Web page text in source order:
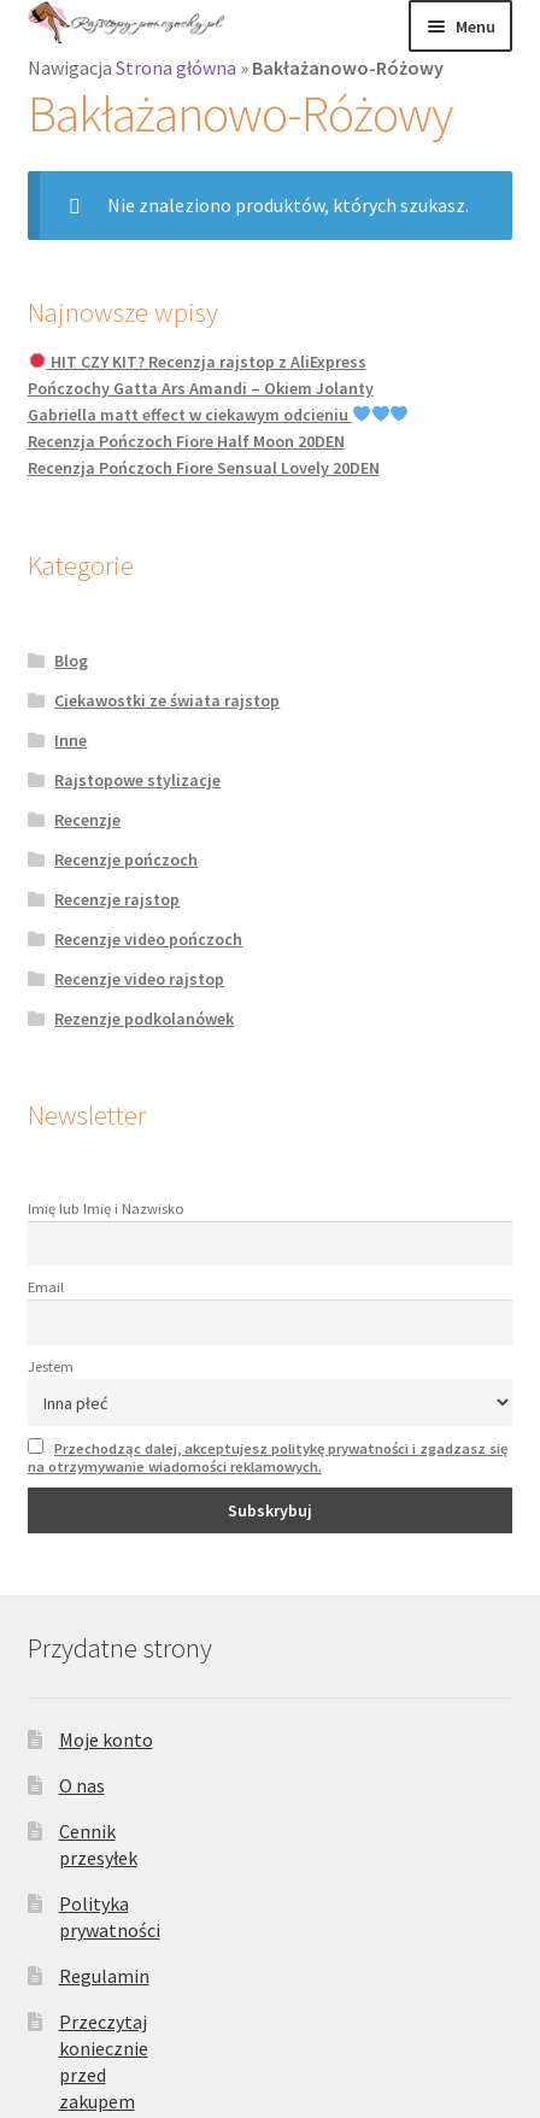
Przejdź
nawigacji
Przejdź
treści
Menu
Rajstopy
Rozwiń
menu
potomne
Pończochy i
zakolanówki
Podkolanówki i
skarpetki
Wszystkie
produkty
Nawigacja Strona główna » Bakłażanowo-Różowy
Bakłażanowo-Różowy
Nie znaleziono produktów, których szukasz.
Najnowsze wpisy
HIT CZY KIT? Recenzja rajstop z AliExpress
Pończochy Gatta Ars Amandi – Okiem Jolanty
Gabriella matt effect w ciekawym odcieniu
Recenzja Pończoch Fiore Half Moon 20DEN
Recenzja Pończoch Fiore Sensual Lovely 20DEN
Kategorie
Blog
Ciekawostki ze świata rajstop
Inne
Rajstopowe stylizacje
Recenzje
Recenzje pończoch
Recenzje rajstop
Recenzje video pończoch
Recenzje video rajstop
Rezenzje podkolanówek
Newsletter
Imię lub Imię i Nazwisko
Email
Jestem
Przechodząc dalej, akceptujesz politykę prywatności i zgadzasz się
na otrzymywanie wiadomości reklamowych.
Przydatne strony
Moje konto
O nas
Cennik
przesyłek
Polityka
prywatności
Regulamin
Przeczytaj
koniecznie
przed
zakupem